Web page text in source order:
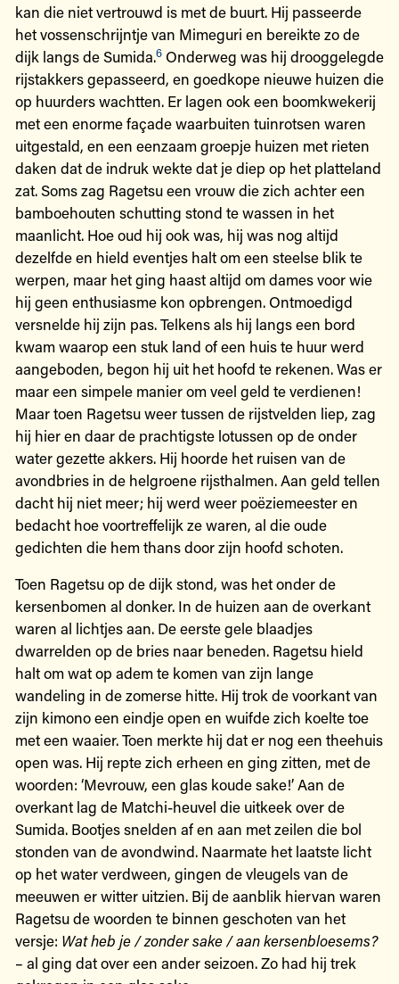
kan die niet vertrouwd is met de buurt. Hij passeerde
het vossenschrijntje van Mimeguri en bereikte zo de
dijk langs de Sumida.6Onderweg was hij drooggelegde
rijstakkers gepasseerd, en goedkope nieuwe huizen die
op huurders wachtten. Er lagen ook een boomkwekerij
met een enorme façade waarbuiten tuinrotsen waren
uitgestald, en een eenzaam groepje huizen met rieten
daken dat de indruk wekte dat je diep op het platteland
zat. Soms zag Ragetsu een vrouw die zich achter een
bamboehouten schutting stond te wassen in het
maanlicht. Hoe oud hij ook was, hij was nog altijd
dezelfde en hield eventjes halt om een steelse blik te
werpen, maar het ging haast altijd om dames voor wie
hij geen enthusiasme kon opbrengen. Ontmoedigd
versnelde hij zijn pas. Telkens als hij langs een bord
kwam waarop een stuk land of een huis te huur werd
aangeboden, begon hij uit het hoofd te rekenen. Was er
maar een simpele manier om veel geld te verdienen!
Maar toen Ragetsu weer tussen de rijstvelden liep, zag
hij hier en daar de prachtigste lotussen op de onder
water gezette akkers. Hij hoorde het ruisen van de
avondbries in de helgroene rijsthalmen. Aan geld tellen
dacht hij niet meer; hij werd weer poëziemeester en
bedacht hoe voortreffelijk ze waren, al die oude
gedichten die hem thans door zijn hoofd schoten.
Toen Ragetsu op de dijk stond, was het onder de
kersenbomen al donker. In de huizen aan de overkant
waren al lichtjes aan. De eerste gele blaadjes
dwarrelden op de bries naar beneden. Ragetsu hield
halt om wat op adem te komen van zijn lange
wandeling in de zomerse hitte. Hij trok de voorkant van
zijn kimono een eindje open en wuifde zich koelte toe
met een waaier. Toen merkte hij dat er nog een theehuis
open was. Hij repte zich erheen en ging zitten, met de
woorden: ‘Mevrouw, een glas koude sake!’ Aan de
overkant lag de Matchi-heuvel die uitkeek over de
Sumida. Bootjes snelden af en aan met zeilen die bol
stonden van de avondwind. Naarmate het laatste licht
op het water verdween, gingen de vleugels van de
meeuwen er witter uitzien. Bij de aanblik hiervan waren
Ragetsu de woorden te binnen geschoten van het
versje: Wat heb je / zonder sake / aan kersenbloesems?
– al ging dat over een ander seizoen. Zo had hij trek